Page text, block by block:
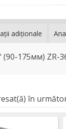
adiţionale
175мм) ZR-
în